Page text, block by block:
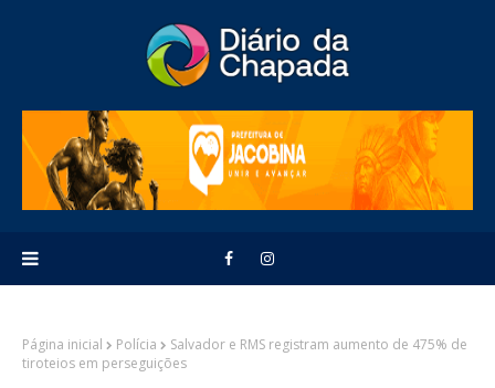
Página inicial Polícia
Salvador e RMS registram aumento de 475% de
tiroteios em perseguições